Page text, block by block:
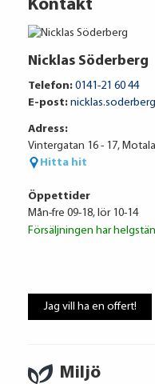
Miljö
Volkswagen
Ränta
Kontakt
Nicklas Söderberg
Telefon: 0141-21 60 44
E-post:
Adress:
Vintergatan 16 - 17, Motala
Hitta hit
Öppettider
Mån-fre 09-18, lör 10-14
Försäljningen har
Jag vill ha en offert!